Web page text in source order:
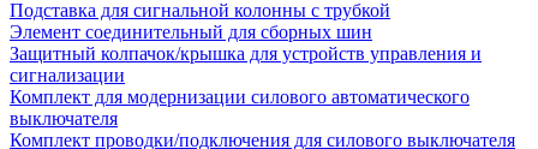
Подставка для сигнальной колонны с трубкой
Элемент соединительный для сборных шин
Защитный колпачок/крышка для устройств управления и
сигнализации
Комплект для модернизации силового автоматического
выключателя
Комплект проводки/подключения для силового выключателя